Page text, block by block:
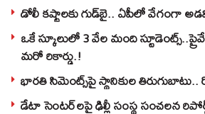
డోలీ కష్టాలకు గుడ్‌బై.. ఏపీలో వేగంగా
ఒకే స్కూలులో 3 వేల మంది
మరో రికార్డు.!
భారతి సిమెంట్స్‌పై స్థానికుల తిరుగుబాటు..
డేటా సెంటర్‌లపై ఢిల్లీ సంస్థ సంచలన